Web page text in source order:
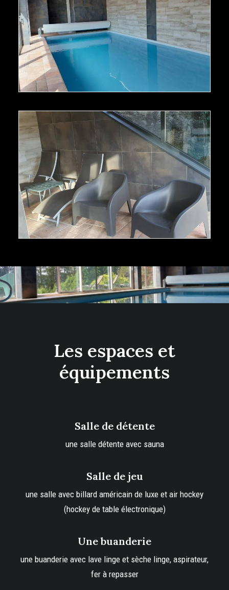
Les espaces et
équipements
Salle de détente
une salle détente avec sauna
Salle de jeu
une salle avec billard américain de luxe et air hockey
(hockey de table électronique)
Une buanderie
une buanderie avec lave linge et sèche linge, aspirateur,
fer à repasser